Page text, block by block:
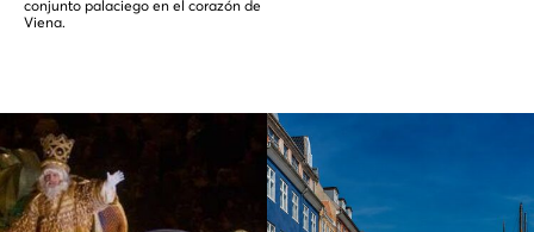
conjunto palaciego en el corazón de
Viena.